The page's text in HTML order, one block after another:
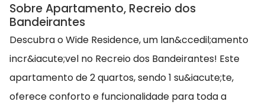
Sobre Apartamento, Recreio dos
Bandeirantes
Descubra o Wide Residence, um lan&ccedil;amento
incr&iacute;vel no Recreio dos Bandeirantes! Este
apartamento de 2 quartos, sendo 1 su&iacute;te,
oferece conforto e funcionalidade para toda a